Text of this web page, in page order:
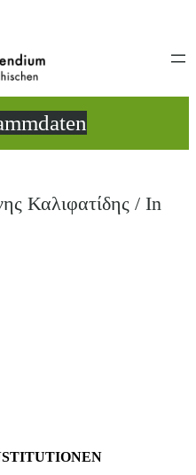
Καλιφατίδης / In